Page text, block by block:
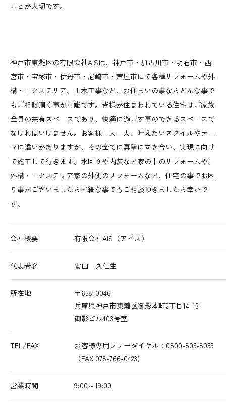
ことが大切です。
神戸市東灘区の有限会社AISは、神戸市・加古川市・明石市・西
宮市・宝塚市・伊丹市・尼崎市・芦屋市にて各種リフォームや外
構・エクステリア、土木工事など、お住まいの事ならどんな事で
もご相談頂く事が可能です。皆様が住まわれている住宅はご家族
全員の共有スペースであり、快適に過ごす事のできるスペースで
なければいけません。お客様一人一人、叶えたいスタイルやテー
マに違いがありますが、その全てに真摯に向き合い、実現に向け
て施工して行きます。水回りや内装など家の中のリフォームや、
外構・エクステリア家の外側のリフォームなど、住宅の事でお困
り事がございましたら些細な事でもご相談頂きましたら幸いで
す。
会社概要 有限会社AIS（アイス）
代表者名 安田 久仁生
所在地
〒658-0046
兵庫県神戸市東灘区御影本町2丁目14-13
御影ビル403号室
TEL/FAX
お客様専用フリーダイヤル：0800-805-8055
（FAX 078-766-0423)
営業時間 9:00～19:00